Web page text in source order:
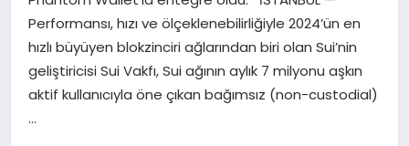
EĞITIM
SAĞLIK
TEKNOLOJI
Performansı, hızı ve ölçeklenebilirliğiyle 2024’ün en
hızlı büyüyen blokzinciri ağlarından biri olan Sui’nin
geliştiricisi Sui Vakfı, Sui ağının aylık 7 milyonu aşkın
aktif kullanıcıyla öne çıkan bağımsız (non-custodial)
…